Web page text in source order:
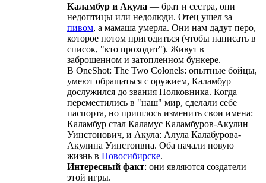
Каламбур и Акула — брат и сестра, они
недоптицы или недолюди. Отец ушел за
пивом, а мамаша умерла. Они нам дадут перо,
которое потом пригодиться (чтобы написать в
список, "кто проходит"). Живут в
заброшенном и затопленном бункере.
В OneShot: The Two Colonels: опытные бойцы,
умеют обращаться с оружием, Каламбур
дослужился до звания Полковника. Когда
переместились в "наш" мир, сделали себе
паспорта, но пришлось изменить свои имена:
Каламбур стал Каламус Каламбуров-Акулин
Уинстонович, и Акула: Алула Калабурова-
Акулина Уинстонвна. Оба начали новую
жизнь в Новосибирске.
Интересный факт: они являются создатели
этой игры.